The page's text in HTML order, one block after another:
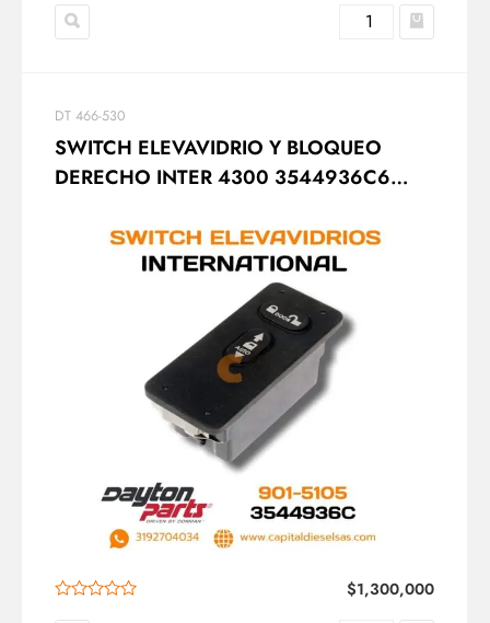
DT 466-530
SWITCH ELEVAVIDRIO Y BLOQUEO
DERECHO INTER 4300 3544936C6
$1,300,000